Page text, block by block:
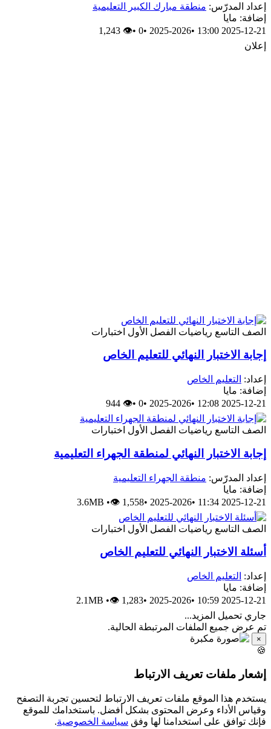
إعداد المدرّس: منطقة مبارك الكبير التعليمية
إضافة: مايا
2025-12-21 13:00
•
2025-2026
•
0
•
👁 1,243
إعلان
الصف التاسع رياضيات الفصل الأول اختبارات
إجابة الاختبار النهائي للتعليم الخاص
إعداد: التعليم الخاص
إضافة: مايا
2025-12-21 12:08
•
2025-2026
•
0
•
👁 944
الصف التاسع رياضيات الفصل الأول اختبارات
إجابة الاختبار النهائي لمنطقة الجهراء التعليمية
إعداد المدرّس: منطقة الجهراء التعليمية
إضافة: مايا
2025-12-21 11:34
•
2025-2026
•
3.6MB •👁 1,558
الصف التاسع رياضيات الفصل الأول اختبارات
أسئلة الاختبار النهائي للتعليم الخاص
إعداد: التعليم الخاص
إضافة: مايا
2025-12-21 10:59
•
2025-2026
•
2.1MB •👁 1,283
جاري تحميل المزيد...
تم عرض جميع الملفات المرتبطة الحالية.
×
🍪
إشعار ملفات تعريف الارتباط
يستخدم هذا الموقع ملفات تعريف الارتباط لتحسين تجربة التصفح
وقياس الأداء وعرض المحتوى بشكل أفضل. باستخدامك للموقع
فإنك توافق على استخدامنا لها وفق سياسة الخصوصية.